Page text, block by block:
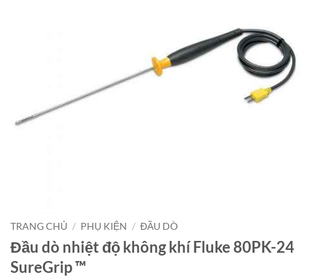
TRANG CHỦ / PHỤ KIỆN / ĐẦU DÒ
Đầu dò nhiệt độ không khí Fluke 80PK-24
SureGrip ™